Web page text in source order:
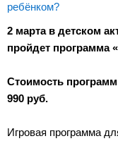
ребёнком?
2 марта в детском
пройдет программа
С‍тоимость
990 руб.
Игровая программа